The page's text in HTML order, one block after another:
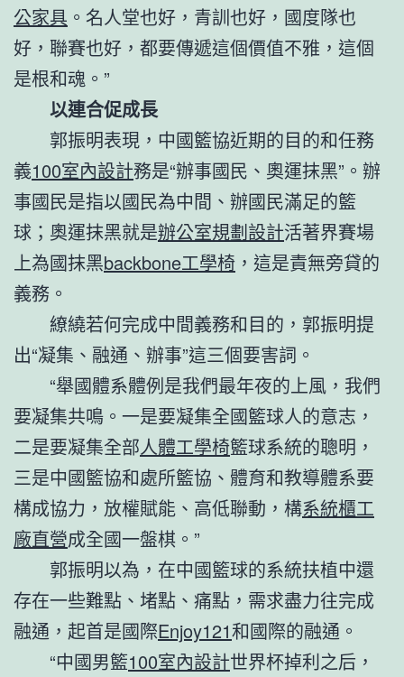
公家具 。名人堂也好，青訓也好，國度隊也
好，聯賽也好，都要傳遞這個價值不雅，這個
是根和魂。”
以連合促成長
郭振明表現，中國籃協近期的目的和任務
義100室內設計務是“辦事國民、奧運抹黑”。辦
事國民是指以國民為中間、辦國民滿足的籃
球；奧運抹黑就是辦公室規劃設計活著界賽場
上為國抹黑backbone工學椅 ，這是責無旁貸的
義務。
繚繞若何完成中間義務和目的，郭振明提
出“凝集、融通、辦事”這三個要害詞。
“舉國體系體例是我們最年夜的上風，我們
要凝集共鳴。一是要凝集全國籃球人的意志，
二是要凝集全部人體工學椅籃球系統的聰明，
三是中國籃協和處所籃協、體育和教導體系要
構成協力，放權賦能、高低聯動，構系統櫃工
廠直營成全國一盤棋。”
郭振明以為，在中國籃球的系統扶植中還
存在一些難點、堵點、痛點，需求盡力往完成
融通，起首是國際Enjoy121和國際的融通。
“中國男籃100室內設計世界杯掉利之后，